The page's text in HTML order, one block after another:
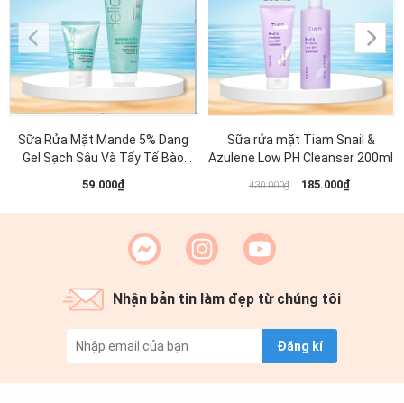
Sữa Rửa Mặt Mande 5% Dạng
Gel Sạch Sâu Và Tẩy Tế Bào
59.000₫
Sữa rửa mặt Tiam Snail &
Azulene Low PH Cleanser 200ml
430.000₫ 185.000₫
Nhận bản tin làm đẹp từ chúng tôi
Đăng kí